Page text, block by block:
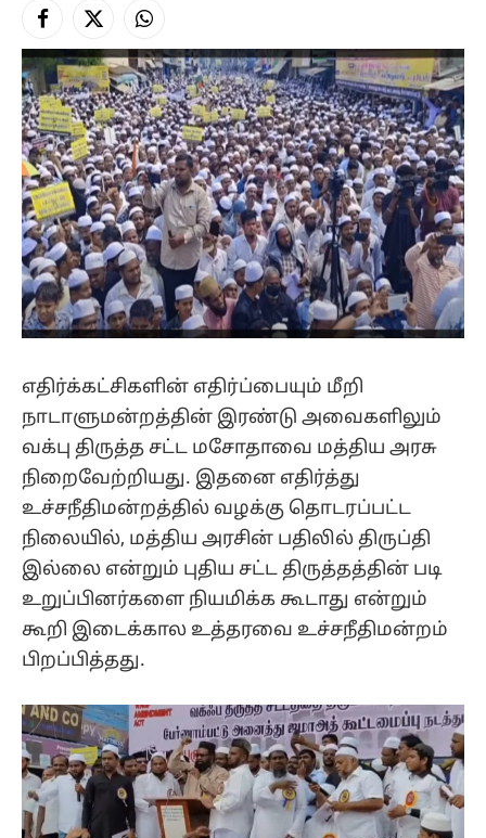
Facebook
X
(Twitter)
Instagram
எதிர்க்கட்சிகளின் எதிர்ப்பையும் மீறி
நாடாளுமன்றத்தின் இரண்டு அவைகளிலும்
வக்பு திருத்த சட்ட மசோதாவை மத்திய அரசு
நிறைவேற்றியது. இதனை எதிர்த்து
உச்சநீதிமன்றத்தில் வழக்கு தொடரப்பட்ட
நிலையில், மத்திய அரசின் பதிலில் திருப்தி
இல்லை என்றும் புதிய சட்ட திருத்தத்தின் படி
உறுப்பினர்களை நியமிக்க கூடாது என்றும்
கூறி இடைக்கால உத்தரவை உச்சநீதிமன்றம்
பிறப்பித்தது.